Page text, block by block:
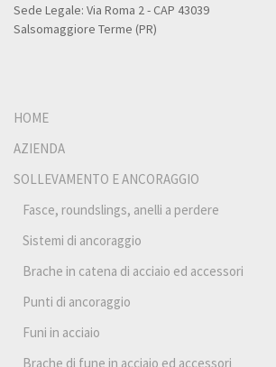
Sede Legale: Via Roma 2 - CAP 43039
Salsomaggiore Terme (PR)
HOME
AZIENDA
SOLLEVAMENTO E ANCORAGGIO
Fasce, roundslings, anelli a perdere
Sistemi di ancoraggio
Brache in catena di acciaio ed accessori
Punti di ancoraggio
Funi in acciaio
Brache di fune in acciaio ed accessori